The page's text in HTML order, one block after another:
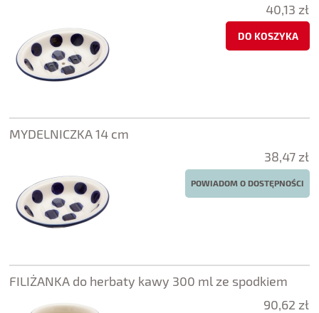
40,13 zł
DO KOSZYKA
MYDELNICZKA 14 cm
38,47 zł
POWIADOM O DOSTĘPNOŚCI
FILIŻANKA do herbaty kawy 300 ml ze spodkiem
90,62 zł